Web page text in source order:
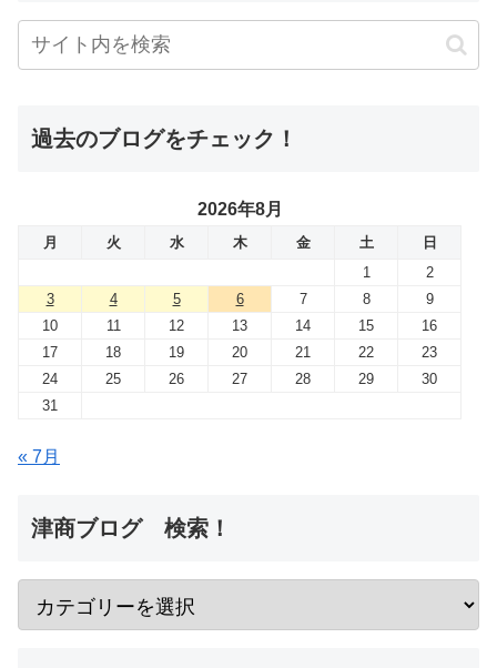
過去のブログをチェック！
2026年8月
月 火 水 木 金 土
日
1
2
3
4 5 6 7 8
9
10
11 12 13 14 15
16
17
18 19 20 21 22
23
24
25 26 27 28 29
30
31
« 7月
津商ブログ 検索！